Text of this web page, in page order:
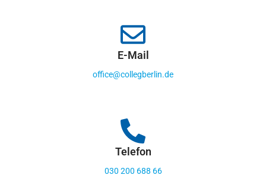
E-Mail
office@collegberlin.de
Telefon
030 200 688 66